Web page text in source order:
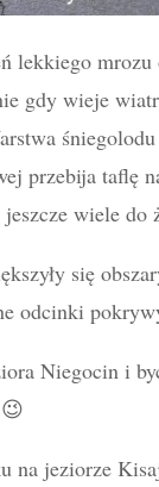
lekkiego
gdy wieje
przebija taflę
wiele do
się
odcinki
Niegocin i
na jeziorze